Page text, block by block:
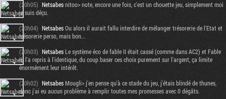
(20h05) Netsabesnitoo> note, encore une fois, c'est un chouette jeu, simplement moi
je suis déçu.
(20h04) NetsabesOu alors il aurait fallu interdire de mélanger trésorerie de l'Etat et
trésorerie perso, mais bon...
(20h03) NetsabesLe système éco de fable II était cassé (comme dans AC2) et Fable
III l'a repris à l'identique, du coup baser ces choix purement sur l'argent, ça limite
énormément leur intérêt.
(20h02) NetsabesMougli> j'en pense qu'à ce stade du jeu, j'étais blindé de thunes,
donc j'ai eu aucun problème à remplir toutes mes promesses avec 0 dégâts.